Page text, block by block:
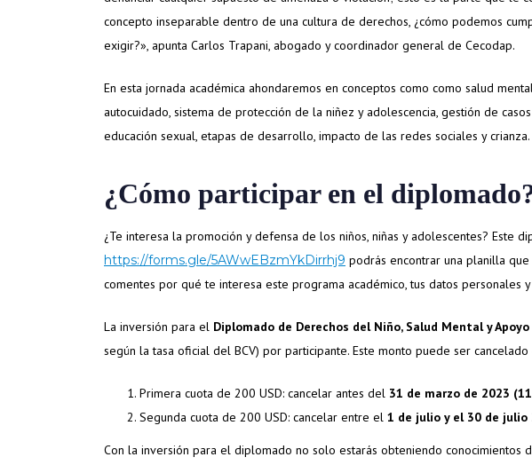
concepto inseparable dentro de una cultura de derechos, ¿cómo podemos
exigir?», apunta Carlos Trapani, abogado y coordinador general de Cecodap.
En esta jornada académica ahondaremos en conceptos como como salud
autocuidado, sistema de protección de la niñez y adolescencia, gestión de
educación sexual, etapas de desarrollo, impacto de las redes sociales y crianza.
¿Cómo participar en el
¿Te interesa la promoción y defensa de los niños, niñas y adolescentes? Este
https://forms.gle/5AWwEBzmYkDirrhj9 podrás encontrar una planilla
comentes por qué te interesa este programa académico, tus datos personales
La inversión para el Diplomado de Derechos del Niño, Salud Mental y
según la tasa oficial del BCV) por participante. Este monto puede ser cancelado
Primera cuota de 200 USD: cancelar antes del 31 de marzo de 2023
Segunda cuota de 200 USD: cancelar entre el 1 de julio y el 30 de julio
Con la inversión para el diplomado no solo estarás obteniendo conocimientos